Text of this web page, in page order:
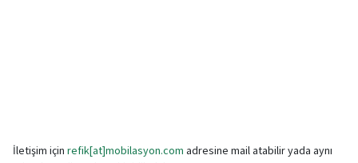
İletişim için refik[at]mobilasyon.com adresine mail atabilir yada aynı